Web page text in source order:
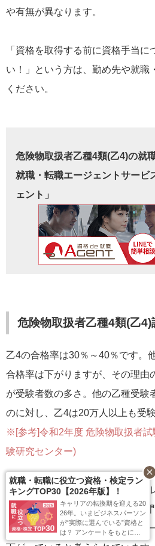
や有無が異なります。
「資格を取得する前に資格手当に
い！」という方は、勤め先や就職
ください。
危険物取扱者乙種4類(乙4)の就
就職・転職エージェントサービ
ェント」
危険物取扱者乙種4類(乙4)
乙4の合格率は30％～40％です。
合格率は下がりますが、その理由
が受験者数の多さ。他の乙種受験
のに対し、乙4は20万人以上も受
※[参考]令和2年度 危険物取扱者
験研究センター)
危険物取扱者の勉強に初めてチャ
「危険物取扱者を受験する際の
め、知識が身に付いていない方も
就職・転職に役立つ資格・検定ラン
キングTOP30【2026年版】！
キャリアの転換期を迎える20
26年。いまビジネスパーソン
が“実際に選んでいる”資格と
は？ アンケートをもとに、
「就職・転職に役立つ資格」
close